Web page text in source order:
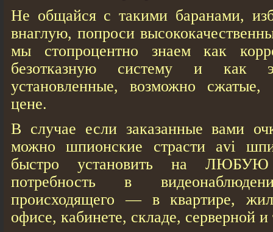
Не общайся с такими баранами,
внаглую, попроси
мы стопроцентно знаем как
безотказную систему и как
установленные, возможно
цене.
В случае если заказанные вами
можно шпионские страсти avi
быстро установить на
потребность в
происходящего — в квартире,
офисе, кабинете, складе, серверной и